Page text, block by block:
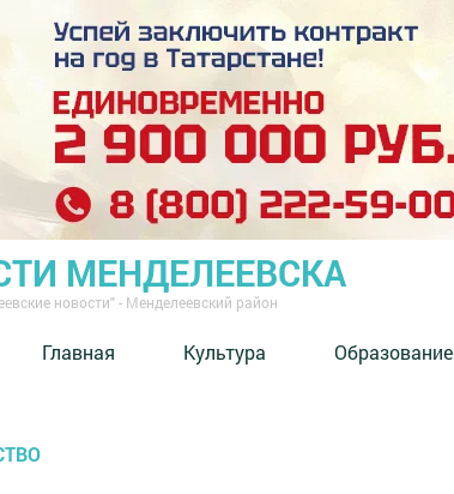
МЕНДЕЛЕЕВСКА
новости" - Менделеевский район
Главная Культура Образование